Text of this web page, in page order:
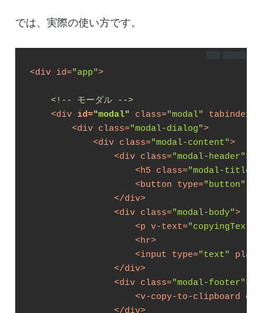
では、実際の使い方です。
<div id="app">
<!-- モーダル -->
<div id="modal" class="modal" tabindex
<div class="modal-dialog">
<div class="modal-content">
<div class="modal-header">
<h5 class="modal-title"
<button type="button"
</div>
<div class="modal-body">
<p v-text="copyingText"
<hr>
<input type="text"
</div>
<div class="modal-footer">
<v-copy-to-clipboard
</div>